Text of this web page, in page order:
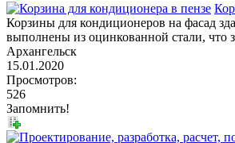
Корзины для кондиционеров на фасад
выполнены из оцинкованной стали, что
Архангельск
15.01.2020
Просмотров:
526
Запомнить!